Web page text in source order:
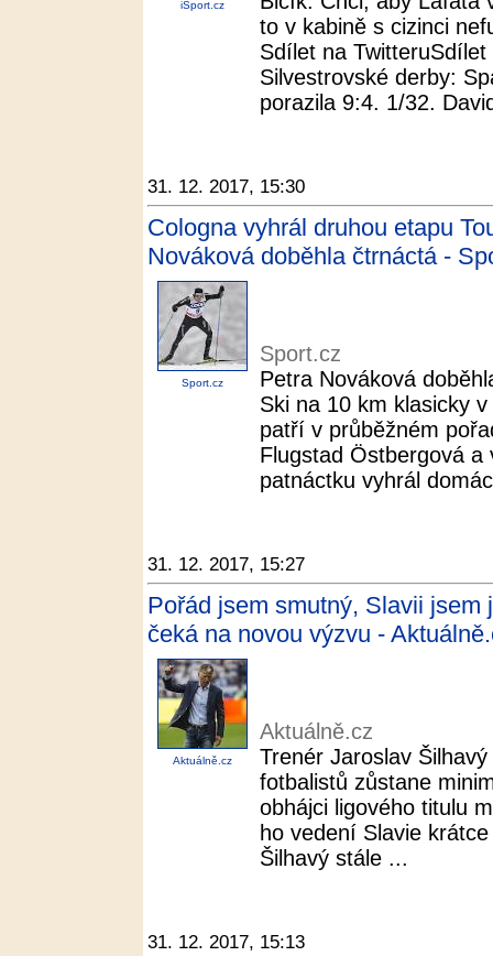
iSport.cz
to v kabině s cizinci
Sdílet na
Silvestrovské derby:
porazila 9:4. 1/32.
31. 12. 2017, 15:30
Cologna vyhrál druhou etapu
Nováková doběhla čtrnáctá -
Sport.cz
Sport.cz
Petra Nováková
Ski na 10 km klasicky
patří v průběžném
Flugstad Östbergová a
patnáctku vyhrál
31. 12. 2017, 15:27
Pořád jsem smutný, Slavii
čeká na novou výzvu -
Aktuálně.cz
Aktuálně.cz
Trenér Jaroslav
fotbalistů zůstane
obhájci ligového titulu
ho vedení Slavie
Šilhavý stále ...
31. 12. 2017, 15:13